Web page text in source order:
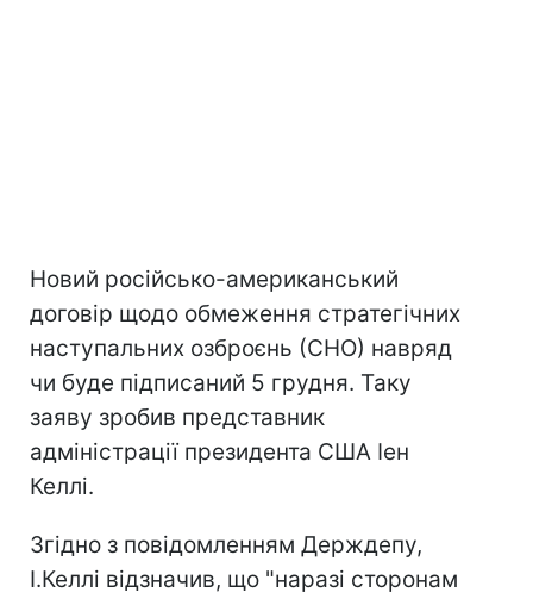
Новий російсько-американський
договір щодо обмеження стратегічних
наступальних озброєнь (СНО) навряд
чи буде підписаний 5 грудня. Таку
заяву зробив представник
адміністрації президента США Іен
Келлі.
Згідно з повідомленням Держдепу,
І.Келлі відзначив, що "наразі сторонам